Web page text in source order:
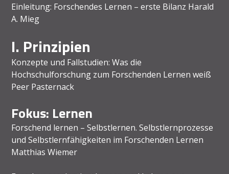
Einleitung: Forschendes Lernen – erste Bilanz Harald
A. Mieg
I. Prinzipien
Konzepte und Fallstudien: Was die
Hochschulforschung zum Forschenden Lernen weiß
Peer Pasternack
Fokus: Lernen
Forschend lernen – Selbstlernen. Selbstlernprozesse
und Selbstlernfähigkeiten im Forschenden Lernen
Matthias Wiemer